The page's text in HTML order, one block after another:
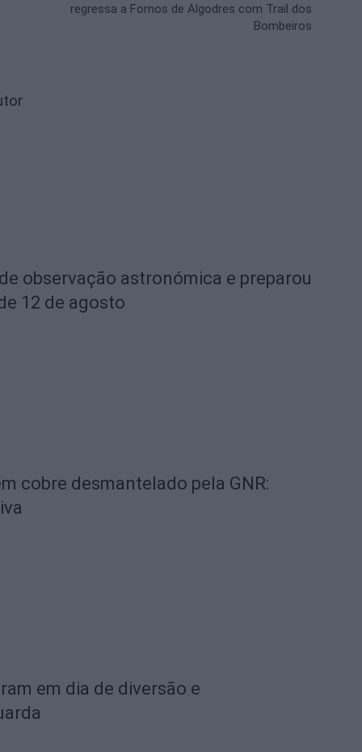
regressa a Fornos de Algodres com Trail dos
Bombeiros
observação astronómica e preparou
12 de agosto
cobre desmantelado pela GNR:
em dia de diversão e